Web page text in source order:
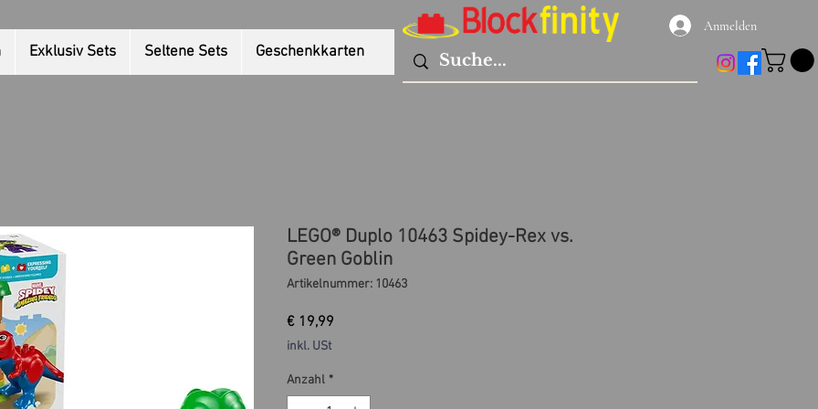
Exklusiv Sets Seltene Sets Geschenkkarten
Anmelden
LEGO® Duplo 10463 Spidey-Rex vs.
Green Goblin
Artikelnummer: 10463
€ 19,99
inkl. USt
Anzahl *